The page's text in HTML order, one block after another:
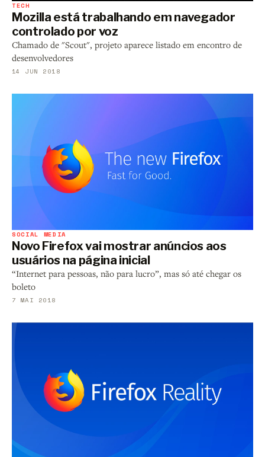
TECH
Mozilla está trabalhando em navegador
controlado por voz
Chamado de "Scout", projeto aparece listado em encontro de
desenvolvedores
14 JUN 2018
SOCIAL MEDIA
Novo Firefox vai mostrar anúncios aos
usuários na página inicial
“Internet para pessoas, não para lucro”, mas só até chegar os
boleto
7 MAI 2018